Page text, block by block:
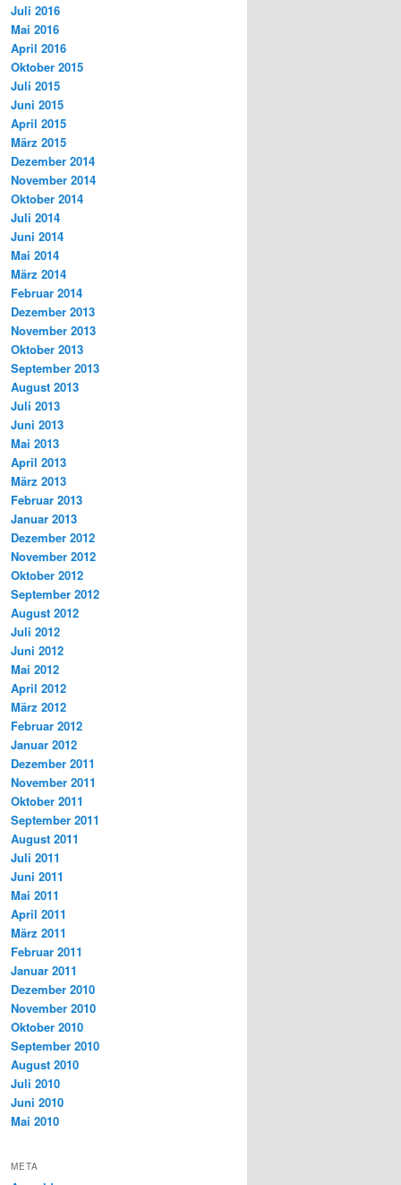
Juli 2016
Mai 2016
April 2016
Oktober 2015
Juli 2015
Juni 2015
April 2015
März 2015
Dezember 2014
November 2014
Oktober 2014
Juli 2014
Juni 2014
Mai 2014
März 2014
Februar 2014
Dezember 2013
November 2013
Oktober 2013
September 2013
August 2013
Juli 2013
Juni 2013
Mai 2013
April 2013
März 2013
Februar 2013
Januar 2013
Dezember 2012
November 2012
Oktober 2012
September 2012
August 2012
Juli 2012
Juni 2012
Mai 2012
April 2012
März 2012
Februar 2012
Januar 2012
Dezember 2011
November 2011
Oktober 2011
September 2011
August 2011
Juli 2011
Juni 2011
Mai 2011
April 2011
März 2011
Februar 2011
Januar 2011
Dezember 2010
November 2010
Oktober 2010
September 2010
August 2010
Juli 2010
Juni 2010
Mai 2010
META